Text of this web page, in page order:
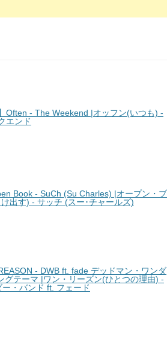
Often - The Weekend |オッフン(いつも) -
エンド
Book - SuCh (Su Charles) |オープン・ブ
出す) - サッチ (スー･チャールズ)
- DWB ft. fade デッドマン・ワンダ
グテーマ |ワン・リーズン(ひとつの理由) -
・バンド ft. フェード